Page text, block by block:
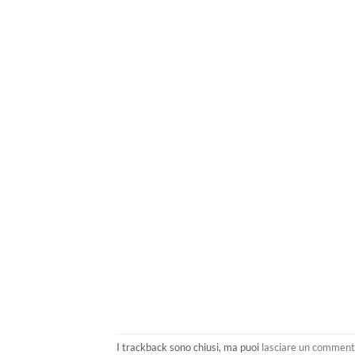
I trackback sono chiusi, ma puoi lasciare un